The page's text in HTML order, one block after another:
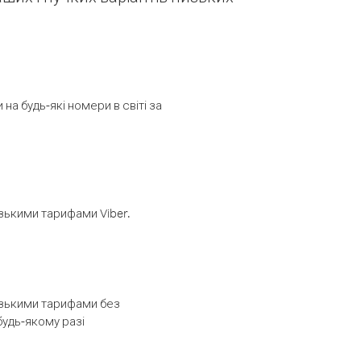
будь-які номери в світі за
тарифами Viber.
тарифами без
якому разі